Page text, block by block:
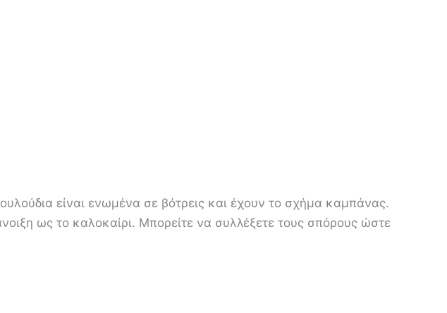
είναι ενωμένα σε βότρεις και έχουν το σχήμα καμπάνας.
ως το καλοκαίρι. Μπορείτε να συλλέξετε τους σπόρους ώστε